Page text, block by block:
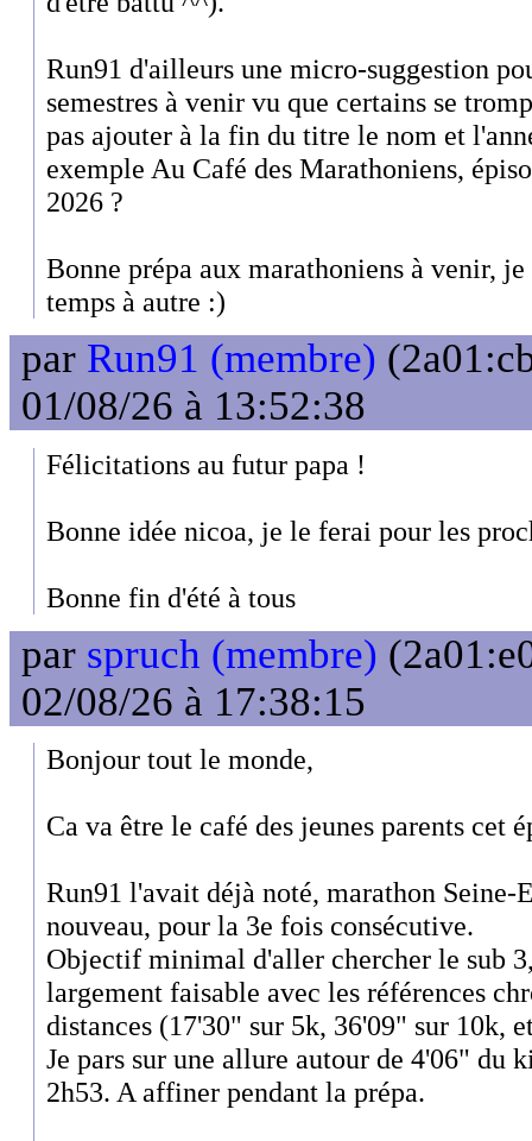
Run91 d'ailleurs une micro-suggestion
semestres à venir vu que certains se
pas ajouter à la fin du titre le nom et
exemple Au Café des Marathoniens,
2026 ?
Bonne prépa aux marathoniens à venir,
temps à autre :)
par Run91 (membre)
01/08/26 à 13:52:38
Félicitations au futur papa !
Bonne idée nicoa, je le ferai pour les
Bonne fin d'été à tous
par spruch (membre)
02/08/26 à 17:38:15
Bonjour tout le monde,
Ca va être le café des jeunes parents cet
Run91 l'avait déjà noté, marathon Seine-
nouveau, pour la 3e fois consécutive.
Objectif minimal d'aller chercher le sub
largement faisable avec les références
distances (17'30" sur 5k, 36'09" sur 10k,
Je pars sur une allure autour de 4'06" du
2h53. A affiner pendant la prépa.